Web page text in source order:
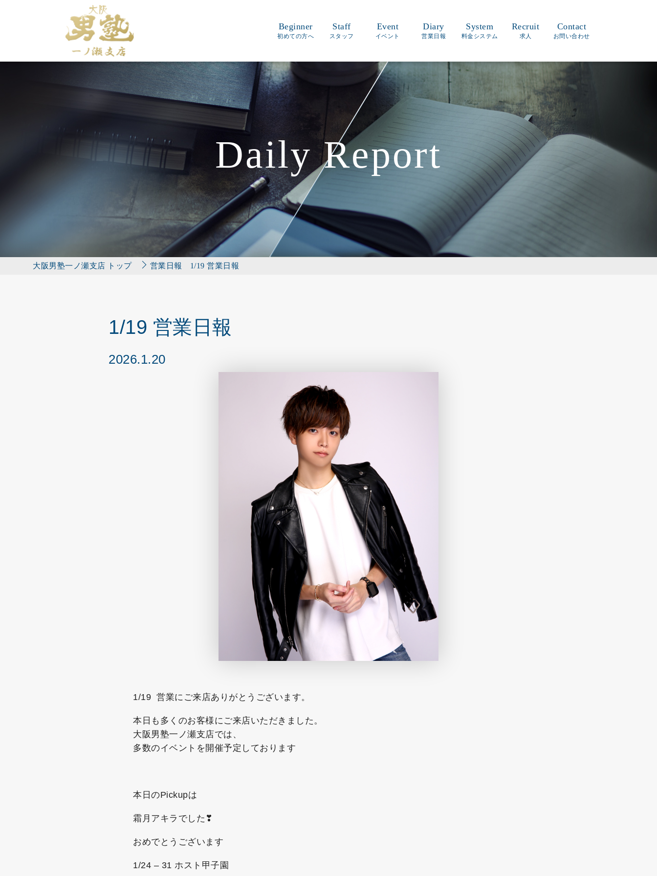
Beginner
初めての方へ
Staff
スタッフ
Event
イベント
Diary
営業日報
System
料金システム
Recruit
求人
Contact
お問い合わせ
Daily Report
大阪男塾一ノ瀬支店 トップ 営業日報 1/19 営業日報
1/19 営業日報
2026.1.20
1/19 営業にご来店ありがとうございます。
本日も多くのお客様にご来店いただきました。
大阪男塾一ノ瀬支店では、
多数のイベントを開催予定しております
本日のPickupは
霜月アキラでした❣
おめでとうございます
1/24 – 31 ホスト甲子園